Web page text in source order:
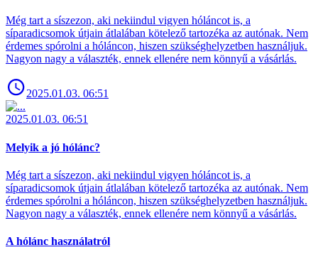
Még tart a síszezon, aki nekiindul vigyen hóláncot is, a
síparadicsomok útjain átlalában kötelező tartozéka az autónak. Nem
érdemes spórolni a hóláncon, hiszen szükséghelyzetben használjuk.
Nagyon nagy a választék, ennek ellenére nem könnyű a vásárlás.
2025.01.03. 06:51
2025.01.03. 06:51
Melyik a jó hólánc?
Még tart a síszezon, aki nekiindul vigyen hóláncot is, a
síparadicsomok útjain átlalában kötelező tartozéka az autónak. Nem
érdemes spórolni a hóláncon, hiszen szükséghelyzetben használjuk.
Nagyon nagy a választék, ennek ellenére nem könnyű a vásárlás.
A hólánc használatról